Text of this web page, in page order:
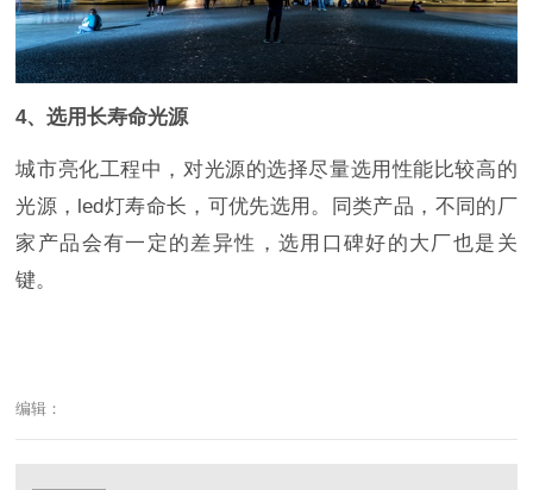
4、选用长寿命光源
城市亮化工程中，对光源的选择尽量选用性能比较高的
光源，led灯寿命长，可优先选用。同类产品，不同的厂
家产品会有一定的差异性，选用口碑好的大厂也是关
键。
编辑：